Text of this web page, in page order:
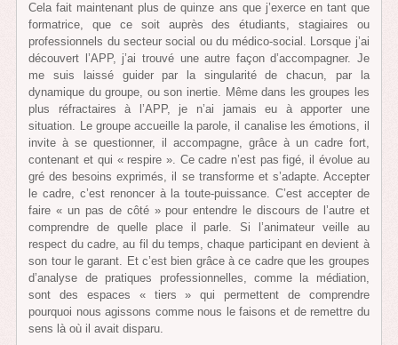
Cela fait maintenant plus de quinze ans que j’exerce en tant que
formatrice, que ce soit auprès des étudiants, stagiaires ou
professionnels du secteur social ou du médico-social. Lorsque j’ai
découvert l’APP, j’ai trouvé une autre façon d’accompagner. Je
me suis laissé guider par la singularité de chacun, par la
dynamique du groupe, ou son inertie. Même dans les groupes les
plus réfractaires à l’APP, je n’ai jamais eu à apporter une
situation. Le groupe accueille la parole, il canalise les émotions, il
invite à se questionner, il accompagne, grâce à un cadre fort,
contenant et qui « respire ». Ce cadre n’est pas figé, il évolue au
gré des besoins exprimés, il se transforme et s’adapte. Accepter
le cadre, c’est renoncer à la toute-puissance. C’est accepter de
faire « un pas de côté » pour entendre le discours de l’autre et
comprendre de quelle place il parle. Si l’animateur veille au
respect du cadre, au fil du temps, chaque participant en devient à
son tour le garant. Et c’est bien grâce à ce cadre que les groupes
d’analyse de pratiques professionnelles, comme la médiation,
sont des espaces « tiers » qui permettent de comprendre
pourquoi nous agissons comme nous le faisons et de remettre du
sens là où il avait disparu.